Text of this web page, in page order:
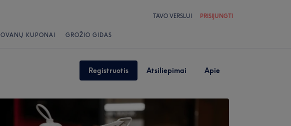
TAVO VERSLUI PRISIJUNGTI
KUPONAI GROŽIO GIDAS
Registruotis Atsiliepimai Apie